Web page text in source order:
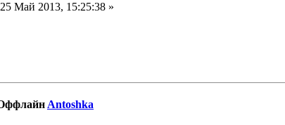
25 Май 2013, 15:25:38 »
Antoshka